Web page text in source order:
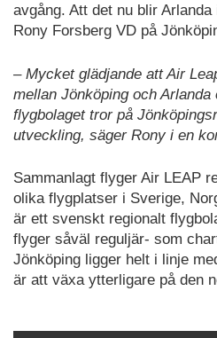
avgång. Att det nu blir
Rony Forsberg VD på
– Mycket glädjande att Air
mellan Jönköping och
flygbolaget tror på
utveckling, säger Rony i en
Sammanlagt flyger Air LEAP
olika flygplatser i Sverige,
är ett svenskt regionalt
flyger såväl reguljär- som
Jönköping ligger helt i linje
är att växa ytterligare på den